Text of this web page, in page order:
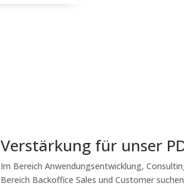
Verstärkung für unser
Im Bereich Anwendungsentwicklung,
Bereich Backoffice Sales und Customer